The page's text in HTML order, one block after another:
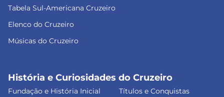
Tabela Sul-Americana Cruzeiro
Elenco do Cruzeiro
Músicas do Cruzeiro
História e Curiosidades do Cruzeiro
Fundação e História Inicial
Títulos e Conquistas